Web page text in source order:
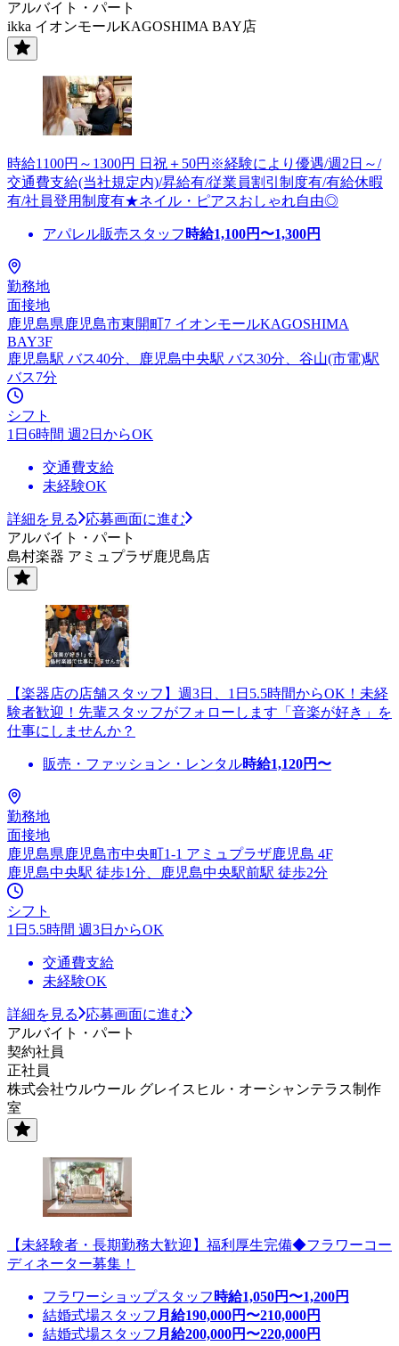
アルバイト・パート
ikka イオンモールKAGOSHIMA BAY店
時給1100円～1300円 日祝＋50円※経験により優遇/週2日～/
交通費支給(当社規定内)/昇給有/従業員割引制度有/有給休暇
有/社員登用制度有★ネイル・ピアスおしゃれ自由◎
アパレル販売スタッフ 時給1,100円〜1,300円
勤務地
面接地
鹿児島県鹿児島市東開町7 イオンモールKAGOSHIMA
BAY3F
鹿児島駅 バス40分、鹿児島中央駅 バス30分、谷山(市電)駅
バス7分
シフト
1日6時間 週2日からOK
交通費支給
未経験OK
詳細を見る
応募画面に進む
アルバイト・パート
島村楽器 アミュプラザ鹿児島店
【楽器店の店舗スタッフ】週3日、1日5.5時間からOK！未経
験者歓迎！先輩スタッフがフォローします「音楽が好き」を
仕事にしませんか？
販売・ファッション・レンタル時給1,120円〜
勤務地
面接地
鹿児島県鹿児島市中央町1-1 アミュプラザ鹿児島 4F
鹿児島中央駅 徒歩1分、鹿児島中央駅前駅 徒歩2分
シフト
1日5.5時間 週3日からOK
交通費支給
未経験OK
詳細を見る
応募画面に進む
アルバイト・パート
契約社員
正社員
株式会社ウルウール グレイスヒル・オーシャンテラス制作
室
【未経験者・長期勤務大歓迎】福利厚生完備◆フラワーコー
ディネーター募集！
フラワーショップスタッフ 時給1,050円〜1,200円
結婚式場スタッフ 月給190,000円〜210,000円
結婚式場スタッフ 月給200,000円〜220,000円